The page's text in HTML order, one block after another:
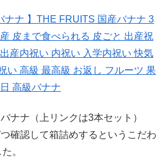
ナナ 】THE FRUITS 国産バナナ 3
皮まで食べられる 皮ごと 出産祝
産内祝い 内祝い 入学内祝い 快気
い 高級 最高級 お返し フルーツ 果
高級バナナ
ナナ（上リンクは3本セット）
確認して箱詰めするというこだわ
。